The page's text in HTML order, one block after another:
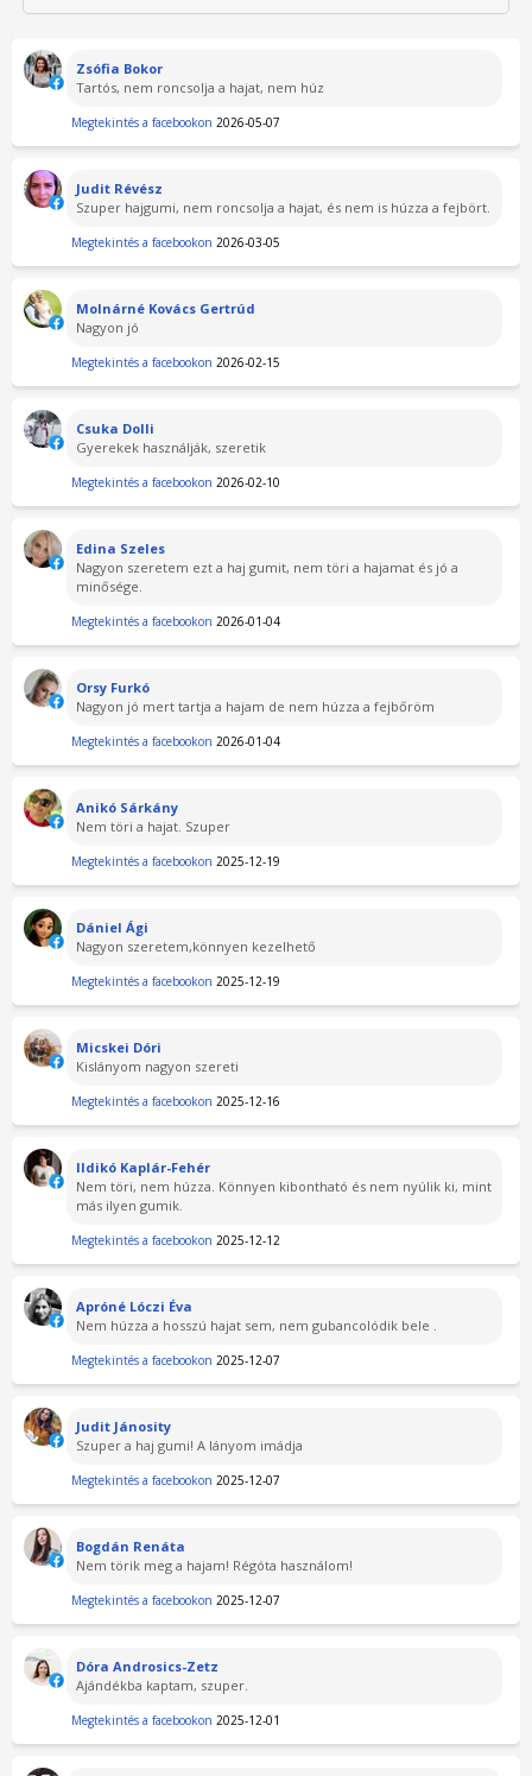
Zsófia Bokor
Tartós, nem roncsolja a hajat, nem húz
Megtekintés a facebookon 2026-05-07
Judit Révész
Szuper hajgumi, nem roncsolja a hajat, és nem is húzza a fejbört.
Megtekintés a facebookon 2026-03-05
Molnárné Kovács Gertrúd
Nagyon jó
Megtekintés a facebookon 2026-02-15
Csuka Dolli
Gyerekek használják, szeretik
Megtekintés a facebookon 2026-02-10
Edina Szeles
Nagyon szeretem ezt a haj gumit, nem töri a hajamat és jó a
minősége.
Megtekintés a facebookon 2026-01-04
Orsy Furkó
Nagyon jó mert tartja a hajam de nem húzza a fejbőröm
Megtekintés a facebookon 2026-01-04
Anikó Sárkány
Nem töri a hajat. Szuper
Megtekintés a facebookon 2025-12-19
Dániel Ági
Nagyon szeretem,könnyen kezelhető
Megtekintés a facebookon 2025-12-19
Micskei Dóri
Kislányom nagyon szereti
Megtekintés a facebookon 2025-12-16
Ildikó Kaplár-Fehér
Nem töri, nem húzza. Könnyen kibontható és nem nyúlik ki, mint
más ilyen gumik.
Megtekintés a facebookon 2025-12-12
Apróné Lóczi Éva
Nem húzza a hosszú hajat sem, nem gubancolódik bele .
Megtekintés a facebookon 2025-12-07
Judit Jánosity
Szuper a haj gumi! A lányom imádja
Megtekintés a facebookon 2025-12-07
Bogdán Renáta
Nem törik meg a hajam! Régóta használom!
Megtekintés a facebookon 2025-12-07
Dóra Androsics-Zetz
Ajándékba kaptam, szuper.
Megtekintés a facebookon 2025-12-01